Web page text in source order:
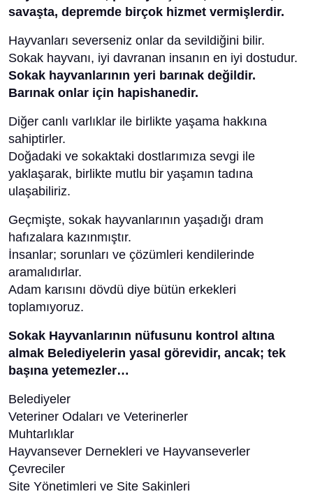
savaşta, depremde birçok hizmet vermişlerdir.
Hayvanları severseniz onlar da sevildiğini bilir.
Sokak hayvanı, iyi davranan insanın en iyi dostudur.
Sokak hayvanlarının yeri barınak değildir.
Barınak onlar için hapishanedir.
Diğer canlı varlıklar ile birlikte yaşama hakkına
sahiptirler.
Doğadaki ve sokaktaki dostlarımıza sevgi ile
yaklaşarak, birlikte mutlu bir yaşamın tadına
ulaşabiliriz.
Geçmişte, sokak hayvanlarının yaşadığı dram
hafızalara kazınmıştır.
İnsanlar; sorunları ve çözümleri kendilerinde
aramalıdırlar.
Adam karısını dövdü diye bütün erkekleri
toplamıyoruz.
Sokak Hayvanlarının nüfusunu kontrol altına
almak Belediyelerin yasal görevidir, ancak; tek
başına yetemezler…
Belediyeler
Veteriner Odaları ve Veterinerler
Muhtarlıklar
Hayvansever Dernekleri ve Hayvanseverler
Çevreciler
Site Yönetimleri ve Site Sakinleri